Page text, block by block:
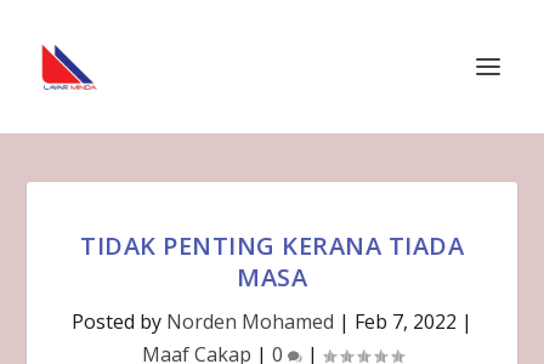
TIDAK PENTING KERANA TIADA
MASA
Posted by Norden Mohamed | Feb 7, 2022 |
Maaf Cakap | 0 |